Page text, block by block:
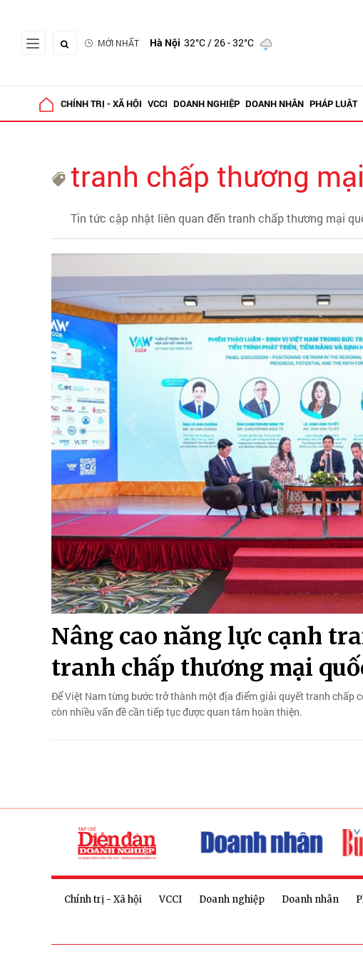
MỚI NHẤT Hà Nội 32°C/ 26 - 32°C
CHÍNH TRỊ - XÃ HỘI VCCI DOANH NGHIỆP DOANH NHÂN PHÁP LUẬT
tranh chấp thương
Tin tức cập nhật liên quan đến tranh chấp thương mại
Nâng cao năng lực cạnh
tranh chấp thương mại
Để Việt Nam từng bước trở thành một địa điểm giải quyết tranh chấp
còn nhiều vấn đề cần tiếp tục được quan tâm hoàn thiện.
Chính trị - Xã hội VCCI Doanh nghiệp Doanh nhân